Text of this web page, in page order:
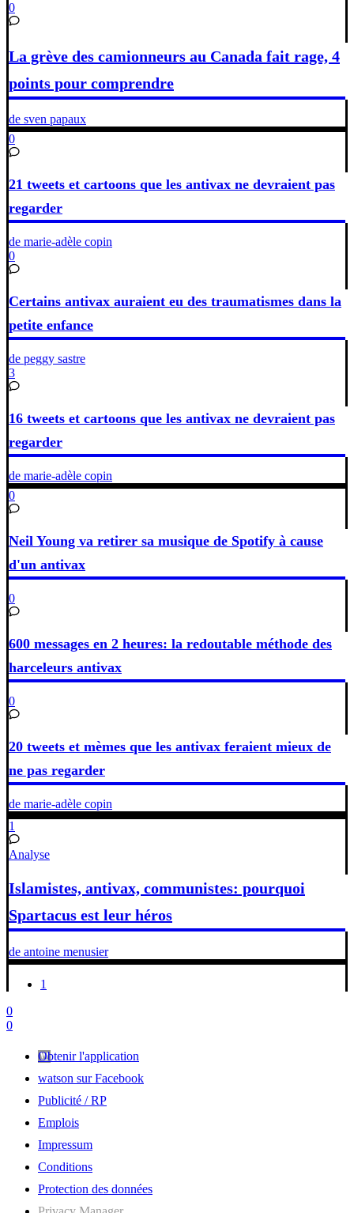
0
La grève des camionneurs au Canada fait rage, 4
points pour comprendre
de sven papaux
0
21 tweets et cartoons que les antivax ne devraient pas
regarder
de marie-adèle copin
0
Certains antivax auraient eu des traumatismes dans la
petite enfance
de peggy sastre
3
16 tweets et cartoons que les antivax ne devraient pas
regarder
de marie-adèle copin
0
Neil Young va retirer sa musique de Spotify à cause
d'un antivax
0
600 messages en 2 heures: la redoutable méthode des
harceleurs antivax
0
20 tweets et mèmes que les antivax feraient mieux de
ne pas regarder
de marie-adèle copin
1
Analyse
Islamistes, antivax, communistes: pourquoi
Spartacus est leur héros
de antoine menusier
1
0
0
Obtenir l'application
watson sur Facebook
Publicité / RP
Emplois
Impressum
Conditions
Protection des données